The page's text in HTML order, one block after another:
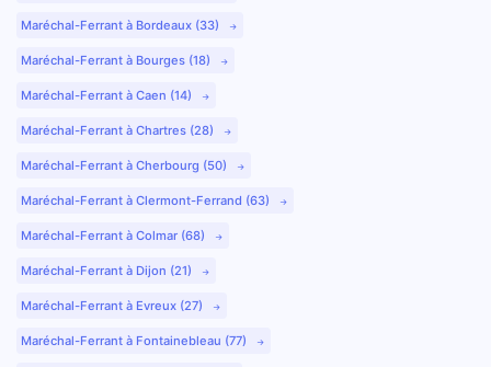
Maréchal-Ferrant à Bordeaux (33)
Maréchal-Ferrant à Bourges (18)
Maréchal-Ferrant à Caen (14)
Maréchal-Ferrant à Chartres (28)
Maréchal-Ferrant à Cherbourg (50)
Maréchal-Ferrant à Clermont-Ferrand (63)
Maréchal-Ferrant à Colmar (68)
Maréchal-Ferrant à Dijon (21)
Maréchal-Ferrant à Evreux (27)
Maréchal-Ferrant à Fontainebleau (77)